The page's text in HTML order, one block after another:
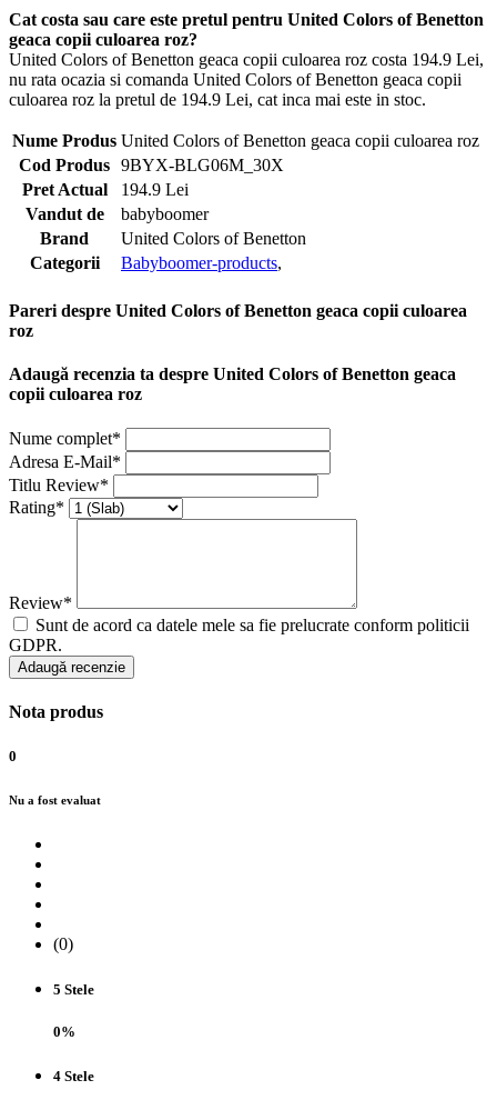
Cat costa sau care este pretul pentru United Colors of Benetton
geaca copii culoarea roz?
United Colors of Benetton geaca copii culoarea roz costa 194.9 Lei,
nu rata ocazia si comanda United Colors of Benetton geaca copii
culoarea roz la pretul de 194.9 Lei, cat inca mai este in stoc.
Nume Produs United Colors of Benetton geaca copii culoarea roz
Cod Produs 9BYX-BLG06M_30X
Pret Actual
194.9 Lei
Vandut de
babyboomer
Brand
United Colors of Benetton
Categorii
Babyboomer-products,
Pareri despre United Colors of Benetton geaca copii culoarea
roz
Adaugă recenzia ta despre United Colors of Benetton geaca
copii culoarea roz
Nume complet*
Adresa E-Mail*
Titlu Review*
Rating*
Review*
Sunt de acord ca datele mele sa fie prelucrate conform politicii
GDPR.
Adaugă recenzie
Nota produs
0
Nu a fost evaluat
(0)
5 Stele
0%
4 Stele